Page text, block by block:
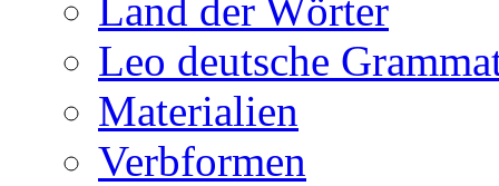
Land der Wörter
Leo deutsche
Materialien
Verbformen